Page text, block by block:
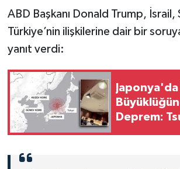
ABD Başkanı Donald Trump, İsrail,
Türkiye’nin ilişkilerine dair bir
yanıt verdi:
Japonya'da
Deprem: